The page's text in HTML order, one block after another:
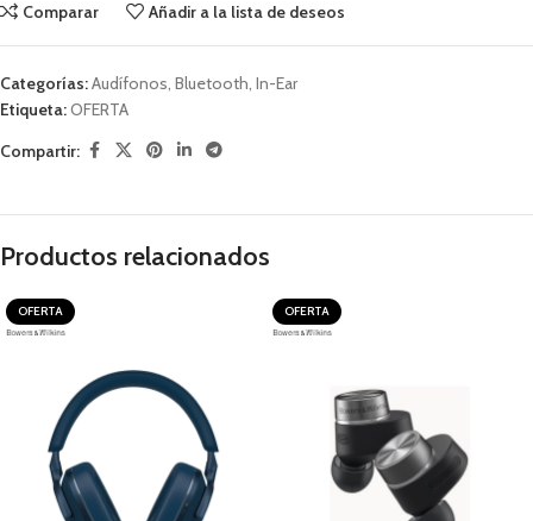
Comparar Añadir a la lista de deseos
Categorías:Audífonos, Bluetooth, In-Ear
Etiqueta:OFERTA
Compartir:
Productos relacionados
OFERTA OFERTA